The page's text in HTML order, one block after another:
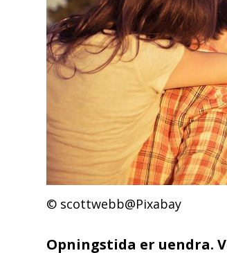
scottwebb@Pixabay
Opningstida er uendra.